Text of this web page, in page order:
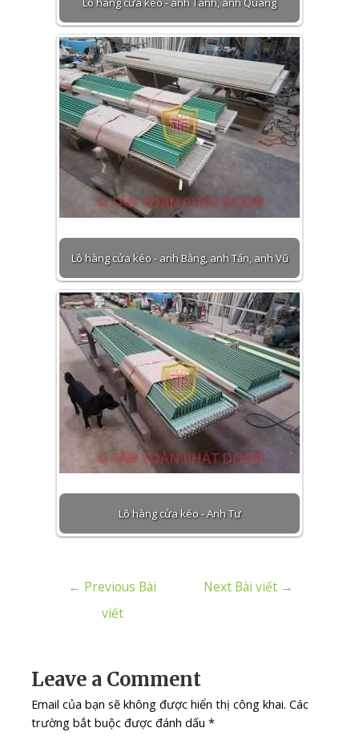
Lô hàng cửa kéo - anh Bằng, anh Tấn, anh Vũ
Lô hàng cửa kéo - Anh Tư
← Previous Bài
viết
Next Bài viết →
Leave a Comment
Email của bạn sẽ không được hiển thị công khai. Các
trường bắt buộc được đánh dấu*